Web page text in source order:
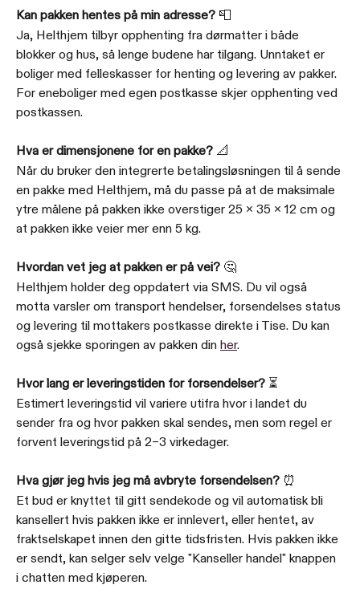
Kan pakken hentes på min adresse? 📮
Ja, Helthjem tilbyr opphenting fra dørmatter i både
blokker og hus, så lenge budene har tilgang. Unntaket er
boliger med felleskasser for henting og levering av pakker.
For eneboliger med egen postkasse skjer opphenting ved
postkassen.
Hva er dimensjonene for en pakke? 📐
Når du bruker den integrerte betalingsløsningen til å sende
en pakke med Helthjem, må du passe på at de maksimale
ytre målene på pakken ikke overstiger 25 x 35 x 12 cm og
at pakken ikke veier mer enn 5 kg.
Hvordan vet jeg at pakken er på vei? 🤔
Helthjem holder deg oppdatert via SMS. Du vil også
motta varsler om transport hendelser, forsendelses status
og levering til mottakers postkasse direkte i Tise. Du kan
også sjekke sporingen av pakken din her.
Hvor lang er leveringstiden for forsendelser? ⏳
Estimert leveringstid vil variere utifra hvor i landet du
sender fra og hvor pakken skal sendes, men som regel er
forvent leveringstid på 2–3 virkedager.
Hva gjør jeg hvis jeg må avbryte forsendelsen? ⏰
Et bud er knyttet til gitt sendekode og vil automatisk bli
kansellert hvis pakken ikke er innlevert, eller hentet, av
fraktselskapet innen den gitte tidsfristen. Hvis pakken ikke
er sendt, kan selger selv velge "Kanseller handel" knappen
i chatten med kjøperen.